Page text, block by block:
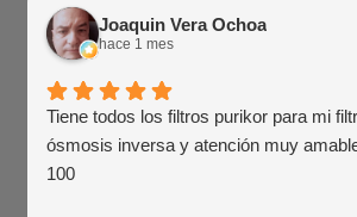
Joaquin Vera Ochoa
hace 1 mes
Tiene todos los filtros purikor para mi
ósmosis inversa y atención muy
100